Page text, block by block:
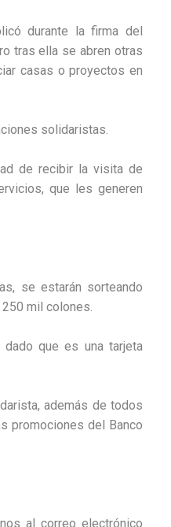
durante la firma del
tras ella se abren otras
casas o proyectos en
solidaristas.
de recibir la visita de
que les generen
se estarán sorteando
mil colones.
que es una tarjeta
además de todos
promociones del Banco
al correo electrónico